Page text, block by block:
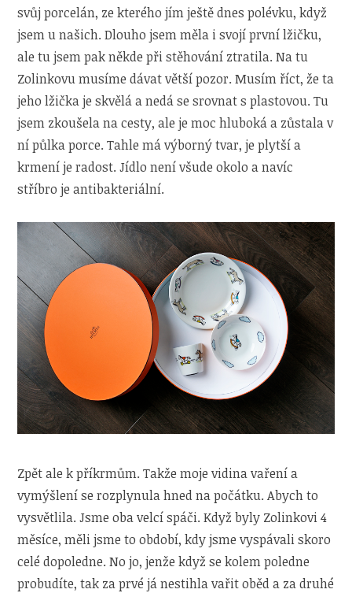
svůj porcelán, ze kterého jím ještě dnes polévku, když
jsem u našich. Dlouho jsem měla i svojí první lžičku,
ale tu jsem pak někde při stěhování ztratila. Na tu
Zolinkovu musíme dávat větší pozor. Musím říct, že ta
jeho lžička je skvělá a nedá se srovnat s plastovou. Tu
jsem zkoušela na cesty, ale je moc hluboká a zůstala v
ní půlka porce. Tahle má výborný tvar, je plytší a
krmení je radost. Jídlo není všude okolo a navíc
stříbro je antibakteriální.
Zpět ale k příkrmům. Takže moje vidina vaření a
vymýšlení se rozplynula hned na počátku. Abych to
vysvětlila. Jsme oba velcí spáči. Když byly Zolinkovi 4
měsíce, měli jsme to období, kdy jsme vyspávali skoro
celé dopoledne. No jo, jenže když se kolem poledne
probudíte, tak za prvé já nestihla vařit oběd a za druhé